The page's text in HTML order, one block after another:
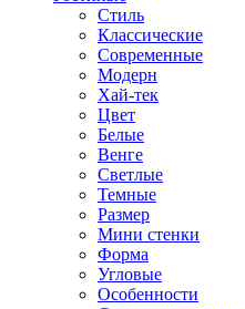
Стиль
Классические
Современные
Модерн
Хай-тек
Цвет
Белые
Венге
Светлые
Темные
Размер
Мини стенки
Форма
Угловые
Особенности